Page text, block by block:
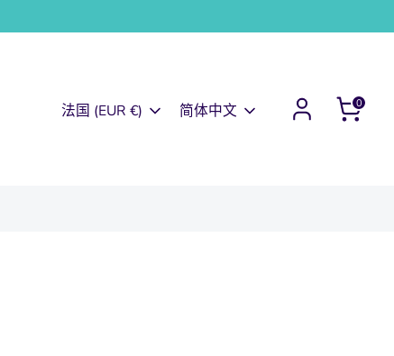
货币
法国 (EUR €) 语言
简体中文 0